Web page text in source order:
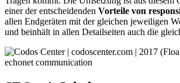
einer der entscheidenden Vorteile von
allen Endgeräten mit der gleichen jeweiligen
und beinhält in allen Detailseiten auch die